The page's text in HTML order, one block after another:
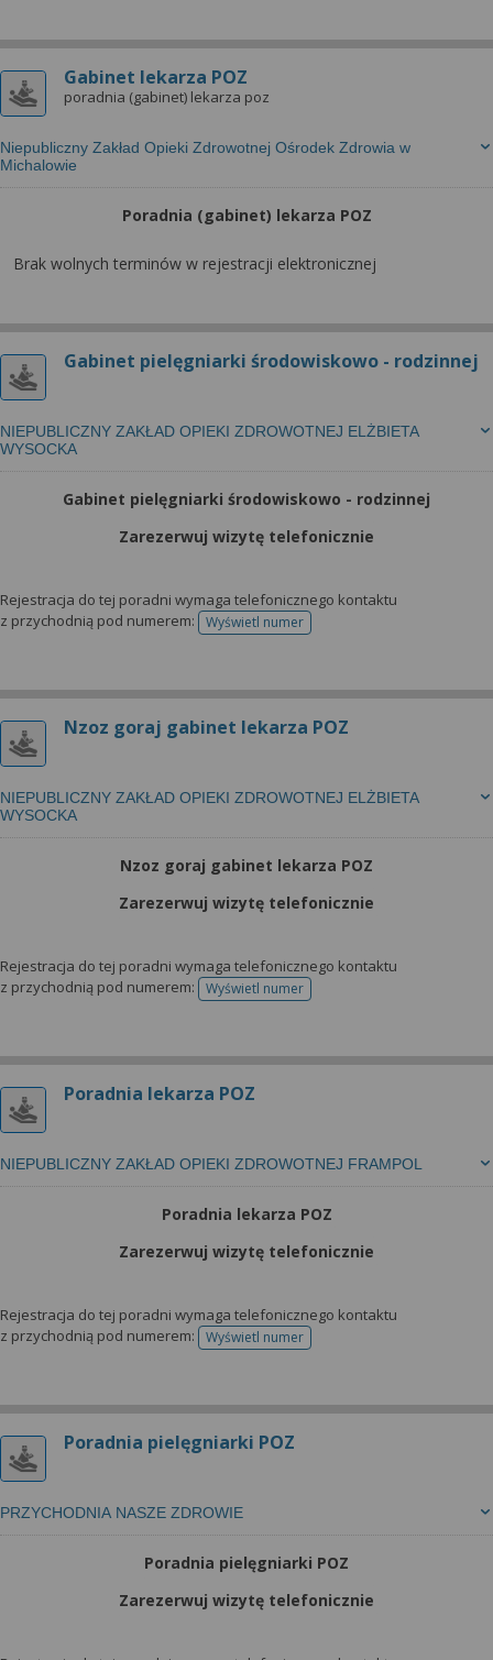
Gabinet lekarza POZ
poradnia (gabinet) lekarza poz
Niepubliczny Zakład Opieki Zdrowotnej Ośrodek Zdrowia w
Michalowie
Poradnia (gabinet) lekarza POZ
Brak wolnych terminów w rejestracji elektronicznej
Gabinet pielęgniarki środowiskowo - rodzinnej
NIEPUBLICZNY ZAKŁAD OPIEKI ZDROWOTNEJ ELŻBIETA
WYSOCKA
Gabinet pielęgniarki środowiskowo - rodzinnej
Zarezerwuj wizytę telefonicznie
Rejestracja do tej poradni wymaga telefonicznego kontaktu
z przychodnią pod numerem:
Wyświetl numertelefonu do rejestracji
Nzoz goraj gabinet lekarza POZ
NIEPUBLICZNY ZAKŁAD OPIEKI ZDROWOTNEJ ELŻBIETA
WYSOCKA
Nzoz goraj gabinet lekarza POZ
Zarezerwuj wizytę telefonicznie
Rejestracja do tej poradni wymaga telefonicznego kontaktu
z przychodnią pod numerem:
Wyświetl numertelefonu do rejestracji
Poradnia lekarza POZ
NIEPUBLICZNY ZAKŁAD OPIEKI ZDROWOTNEJ FRAMPOL
Poradnia lekarza POZ
Zarezerwuj wizytę telefonicznie
Rejestracja do tej poradni wymaga telefonicznego kontaktu
z przychodnią pod numerem:
Wyświetl numertelefonu do rejestracji
Poradnia pielęgniarki POZ
PRZYCHODNIA NASZE ZDROWIE
Poradnia pielęgniarki POZ
Zarezerwuj wizytę telefonicznie